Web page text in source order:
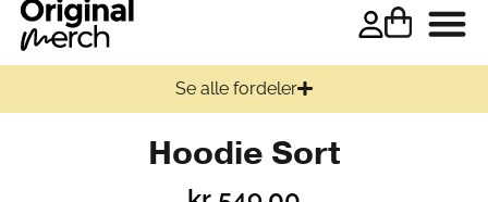
Se alle fordeler
Hoodie Sort